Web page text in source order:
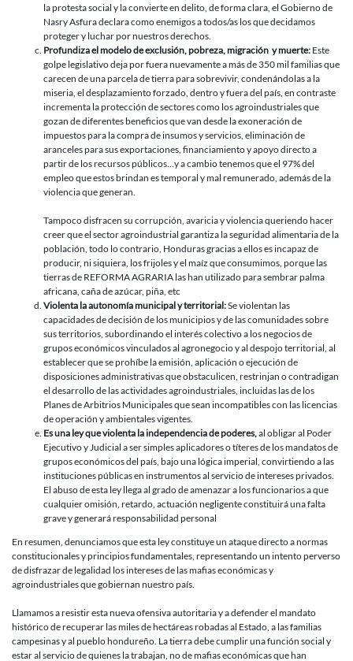
la protesta social y la convierte en delito, de forma clara, el Gobierno de
Nasry Asfura declara como enemigos a todos/as los que decidamos
proteger y luchar por nuestros derechos.
Profundiza el modelo de exclusión, pobreza, migración y muerte: Este
golpe legislativo deja por fuera nuevamente a más de 350 mil familias que
carecen de una parcela de tierra para sobrevivir, condenándolas a la
miseria, el desplazamiento forzado, dentro y fuera del país, en contraste
incrementa la protección de sectores como los agroindustriales que
gozan de diferentes beneficios que van desde la exoneración de
impuestos para la compra de insumos y servicios, eliminación de
aranceles para sus exportaciones, financiamiento y apoyo directo a
partir de los recursos públicos…y a cambio tenemos que el 97% del
empleo que estos brindan es temporal y mal remunerado, además de la
violencia que generan.
Tampoco disfracen su corrupción, avaricia y violencia queriendo hacer
creer que el sector agroindustrial garantiza la seguridad alimentaria de la
población, todo lo contrario, Honduras gracias a ellos es incapaz de
producir, ni siquiera, los frijoles y el maíz que consumimos, porque las
tierras de REFORMA AGRARIA las han utilizado para sembrar palma
africana, caña de azúcar, piña, etc
Violenta la autonomía municipal y territorial:Se violentan las
capacidades de decisión de los municipios y de las comunidades sobre
sus territorios, subordinando el interés colectivo a los negocios de
grupos económicos vinculados al agronegocio y al despojo territorial, al
establecer que se prohíbe la emisión, aplicación o ejecución de
disposiciones administrativas que obstaculicen, restrinjan o contradigan
el desarrollo de las actividades agroindustriales, incluidas las de los
Planes de Arbitrios Municipales que sean incompatibles con las licencias
de operación y ambientales vigentes.
Es una ley que violenta la independencia de poderes, al obligar al Poder
Ejecutivo y Judicial a ser simples aplicadores o títeres de los mandatos de
grupos económicos del país, bajo una lógica imperial, convirtiendo a las
instituciones públicas en instrumentos al servicio de intereses privados.
El abuso de esta ley llega al grado de amenazar a los funcionarios a que
cualquier omisión, retardo, actuación negligente constituirá una falta
grave y generará responsabilidad personal
En resumen, denunciamos que esta ley constituye un ataque directo a normas
constitucionales y principios fundamentales, representando un intento perverso
de disfrazar de legalidad los intereses de las mafias económicas y
agroindustriales que gobiernan nuestro país.
Llamamos a resistir esta nueva ofensiva autoritaria y a defender el mandato
histórico de recuperar las miles de hectáreas robadas al Estado, a las familias
campesinas y al pueblo hondureño. La tierra debe cumplir una función social y
estar al servicio de quienes la trabajan, no de mafias económicas que han